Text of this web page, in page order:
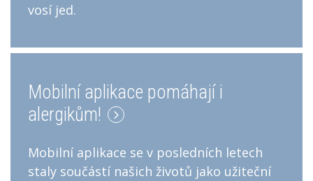
vosí jed.
Mobilní aplikace pomáhají i
alergikům!
Mobilní aplikace se v posledních letech
staly součástí našich životů jako užiteční